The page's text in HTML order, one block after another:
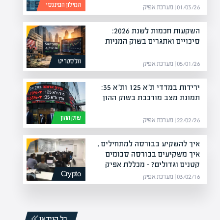
המילון הפיננסי 01/03/26 | מערכת אפיק
וולסטריט
השקעות חכמות לשנת 2026:
סיכויים ואתגרים בשוק המניות
05/01/26 | מערכת אפיק
שוק ההון
ירידות במדדי ת"א 125 ות"א 35:
תמונת מצב מורכבת בשוק ההון
22/02/26 | מערכת אפיק
Crypto
איך להשקיע בבורסה למתחילים ,
איך משקיעים בבורסה סכומים
קטנים וגדולים? – מכללת אפיק
03/02/16 | מערכת אפיק